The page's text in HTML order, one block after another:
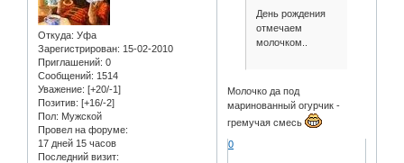
Откуда: Уфа
Зарегистрирован: 15-02-2010
Приглашений: 0
Сообщений: 1514
Уважение: [+20/-1]
Позитив: [+16/-2]
Пол: Мужской
Провел на форуме:
17 дней 15 часов
Последний визит:
День рождения
отмечаем
молочком..
Молочко да под
маринованный огурчик -
гремучая смесь
0